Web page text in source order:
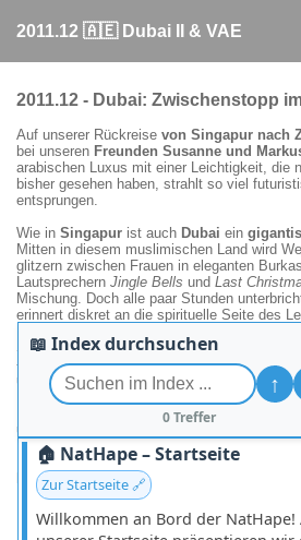
2011.12 🇦🇪 Dubai II & VAE
📖 Index durchsuchen
↑
0 Treffer
🏠 NatHape – Startseite
Zur Startseite 🔗
Willkommen an Bord der NatHape!
2011.12 - Dubai: Zwischenstopp
Auf unserer Rückreise von Singapur nach
bei unseren Freunden Susanne und
arabischen Luxus mit einer Leichtigkeit, die
bisher gesehen haben, strahlt so viel
entsprungen.
Wie in Singapur ist auch Dubai ein
Mitten in diesem muslimischen Land wird
glitzern zwischen Frauen in eleganten
Lautsprechern Jingle Bells und Last
Mischung. Doch alle paar Stunden
erinnert diskret an die spirituelle Seite des
Selbst in den Shoppingtempeln, zwischen
- denn schließlich soll auch der
um göttliche Hilfe bei ihren
Eine verkehrte Welt? Vielleicht. Aber vor
uns noch lange im Gedächtnis bleiben
Dubais Architektur - Wo die Türme
Dubais Skyline ist ein faszinierendes
Meisterleistungen. Da windet sich etwa der